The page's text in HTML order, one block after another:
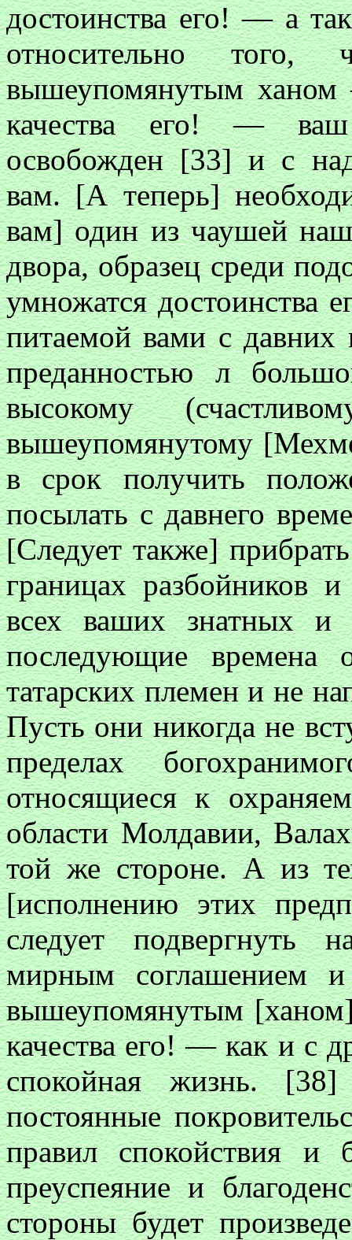
достоинства его! — а
относительно того,
вышеупомянутым
качества его! —
освобожден [33] и с
вам. [А теперь]
вам] один из чаушей
двора, образец среди
умножатся
питаемой вами с давних
преданностью л
высокому
вышеупомянутому
в срок получить
посылать с давнего
[Следует также]
границах разбойников
всех ваших знатных
последующие времена
татарских племен и не
Пусть они никогда не
пределах
относящиеся к
области Молдавии,
той же стороне. А из
[исполнению этих
следует подвергнуть
мирным соглашением
вышеупомянутым
качества его! — как и с
спокойная жизнь.
постоянные
правил спокойствия и
преуспеяние и
стороны будет